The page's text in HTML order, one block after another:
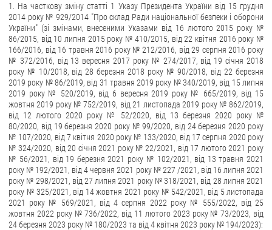
Новини
Drone Deals
Фотогалерея
Відеогалерея
ЗВЕРНЕННЯ ГРОМАДЯН
Звернення громадян
Електронне звернення
ДОСТУП ДО ПУБЛІЧНОЇ ІНФОРМАЦІЇ
Організація доступу до публічної інформації
Запит на отримання публічної інформації
Облік публічної інформації
1. На часткову зміну статті 1 Указу Президента України від 15 грудня
2014 року № 929/2014 "Про склад Ради національної безпеки і оборони
України" (зі змінами, внесеними Указами від 16 лютого 2015 року №
86/2015, від 10 липня 2015 року № 410/2015, від 22 квітня 2016 року №
166/2016, від 16 травня 2016 року № 212/2016, від 29 серпня 2016 року
№ 372/2016, від 13 вересня 2017 року № 274/2017, від 19 січня 2018
року № 10/2018, від 28 березня 2018 року № 90/2018, від 22 березня
2019 року № 86/2019, від 31 травня 2019 року № 340/2019, від 15 липня
2019 року № 520/2019, від 6 вересня 2019 року № 665/2019, від 15
жовтня 2019 року № 752/2019, від 21 листопада 2019 року № 862/2019,
від 12 лютого 2020 року № 52/2020, від 13 березня 2020 року №
80/2020, від 19 березня 2020 року № 99/2020, від 24 березня 2020 року
№ 107/2020, від 7 квітня 2020 року № 133/2020, від 17 серпня 2020 року
№ 324/2020, від 20 січня 2021 року № 22/2021, від 17 лютого 2021 року
№ 56/2021, від 19 березня 2021 року № 102/2021, від 13 травня 2021
року № 192/2021, від 4 червня 2021 року № 227 /2021, від 16 липня 2021
року № 298/2021, від 27 липня 2021 року № 318/2021, від 28 липня 2021
року № 325/2021, від 14 жовтня 2021 року № 542/2021, від 5 листопада
2021 року № 569/2021, від 4 серпня 2022 року № 555/2022, від 25
жовтня 2022 року № 736/2022, від 11 лютого 2023 року № 73/2023, від
24 березня 2023 року № 180/2023 та від 4 квітня 2023 року № 194/2023):